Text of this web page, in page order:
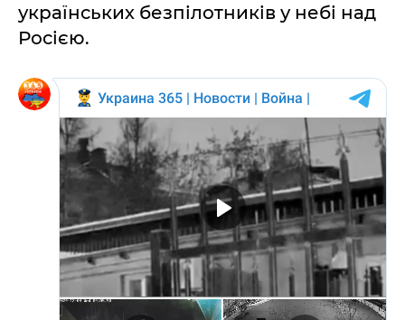
українських безпілотників у небі над
Росією.